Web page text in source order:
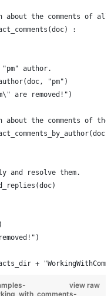
the comments of
:
"pm" author.
"pm")
are removed!")
the comments of
and resolve them.
+
view raw